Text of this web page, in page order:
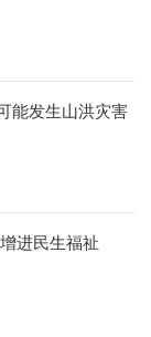
能发生山洪灾害
社会保障 持续增进民生福祉